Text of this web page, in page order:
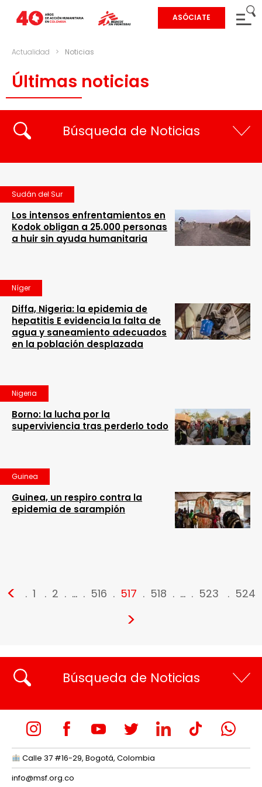
ASÓCIATE
Actualidad > Noticias
Últimas noticias
Búsqueda de Noticias
Sudán del Sur
Los intensos enfrentamientos en
Kodok obligan a 25.000 personas
a huir sin ayuda humanitaria
Níger
Diffa, Nigeria: la epidemia de
hepatitis E evidencia la falta de
agua y saneamiento adecuados
en la población desplazada
Nigeria
Borno: la lucha por la
superviviencia tras perderlo todo
Guinea
Guinea, un respiro contra la
epidemia de sarampión
< 1 2 … 516 517 518 … 523 524
>
Búsqueda de Noticias
Calle 37 #16-29, Bogotá, Colombia
info@msf.org.co